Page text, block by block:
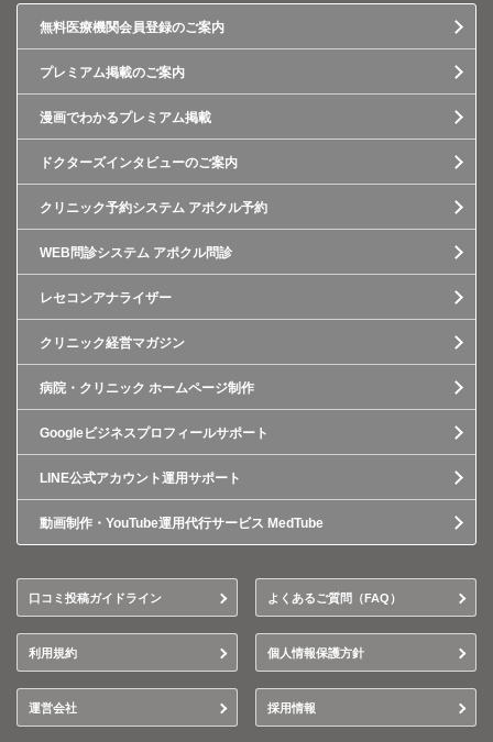
無料医療機関会員登録のご案内
プレミアム掲載のご案内
漫画でわかるプレミアム掲載
ドクターズインタビューのご案内
クリニック予約システム アポクル予約
WEB問診システム アポクル問診
レセコンアナライザー
クリニック経営マガジン
病院・クリニック ホームページ制作
Googleビジネスプロフィールサポート
LINE公式アカウント運用サポート
動画制作・YouTube運用代行サービス MedTube
口コミ投稿ガイドライン よくあるご質問（FAQ）
利用規約 個人情報保護方針
運営会社 採用情報